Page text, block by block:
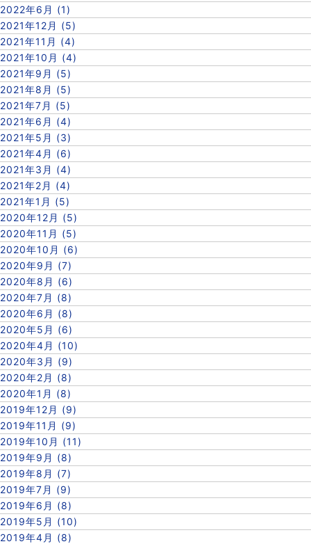
2022年6月 (1)
2021年12月 (5)
2021年11月 (4)
2021年10月 (4)
2021年9月 (5)
2021年8月 (5)
2021年7月 (5)
2021年6月 (4)
2021年5月 (3)
2021年4月 (6)
2021年3月 (4)
2021年2月 (4)
2021年1月 (5)
2020年12月 (5)
2020年11月 (5)
2020年10月 (6)
2020年9月 (7)
2020年8月 (6)
2020年7月 (8)
2020年6月 (8)
2020年5月 (6)
2020年4月 (10)
2020年3月 (9)
2020年2月 (8)
2020年1月 (8)
2019年12月 (9)
2019年11月 (9)
2019年10月 (11)
2019年9月 (8)
2019年8月 (7)
2019年7月 (9)
2019年6月 (8)
2019年5月 (10)
2019年4月 (8)